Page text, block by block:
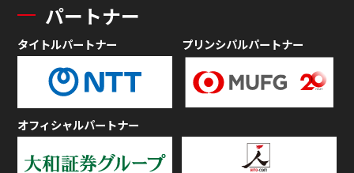
パートナー
タイトルパートナー プリンシパルパートナー
オフィシャルパートナー